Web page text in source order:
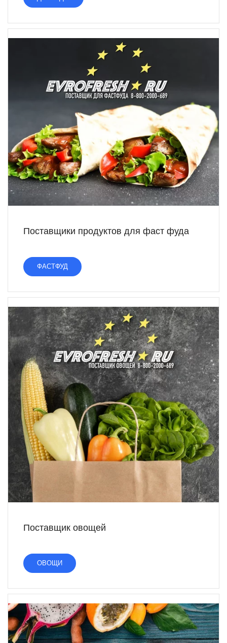
Поставщики продуктов для фаст фуда
ФАСТФУД
Поставщик овощей
ОВОЩИ